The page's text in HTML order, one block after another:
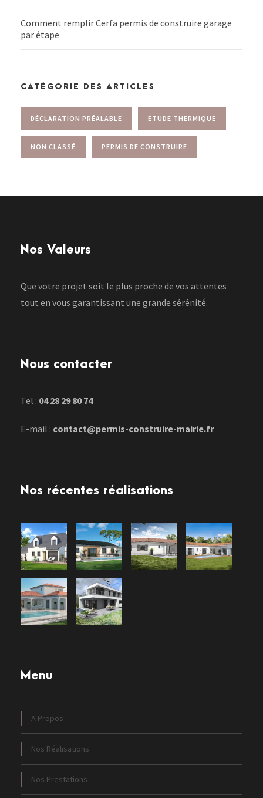
Comment remplir Cerfa permis de construire garage
par étape
CATÉGORIE DES ARTICLES
DÉCLARATION PRÉALABLE ETUDE THERMIQUE
NON CLASSÉ PERMIS DE CONSTRUIRE
Nos Valeurs
Que votre projet soit le plus proche de vos attentes
tout en vous garantissant une grande sérénité.
Nous contacter
Tel : 04 28 29 80 74
E-mail : contact@permis-construire-mairie.fr
Nos récentes réalisations
Menu
A Propos
Nos Réalisations
Nos Prestations